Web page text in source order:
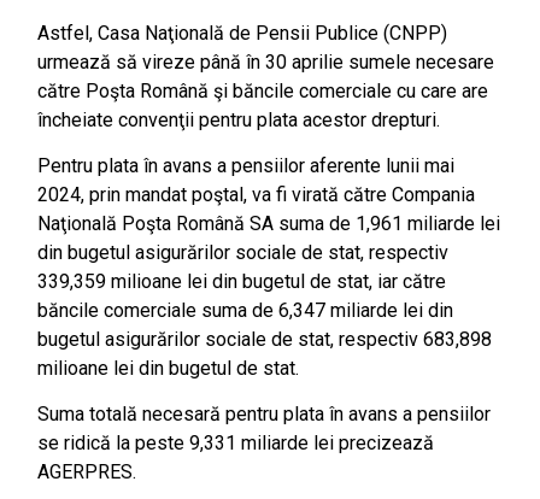
Astfel, Casa Naţională de Pensii Publice (CNPP)
urmează să vireze până în 30 aprilie sumele necesare
către Poşta Română şi băncile comerciale cu care are
încheiate convenţii pentru plata acestor drepturi.
Pentru plata în avans a pensiilor aferente lunii mai
2024, prin mandat poştal, va fi virată către Compania
Naţională Poşta Română SA suma de 1,961 miliarde lei
din bugetul asigurărilor sociale de stat, respectiv
339,359 milioane lei din bugetul de stat, iar către
băncile comerciale suma de 6,347 miliarde lei din
bugetul asigurărilor sociale de stat, respectiv 683,898
milioane lei din bugetul de stat.
Suma totală necesară pentru plata în avans a pensiilor
se ridică la peste 9,331 miliarde lei precizează
AGERPRES.